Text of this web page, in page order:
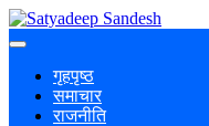
गृहपृष्ठ
समाचार
राजनीति